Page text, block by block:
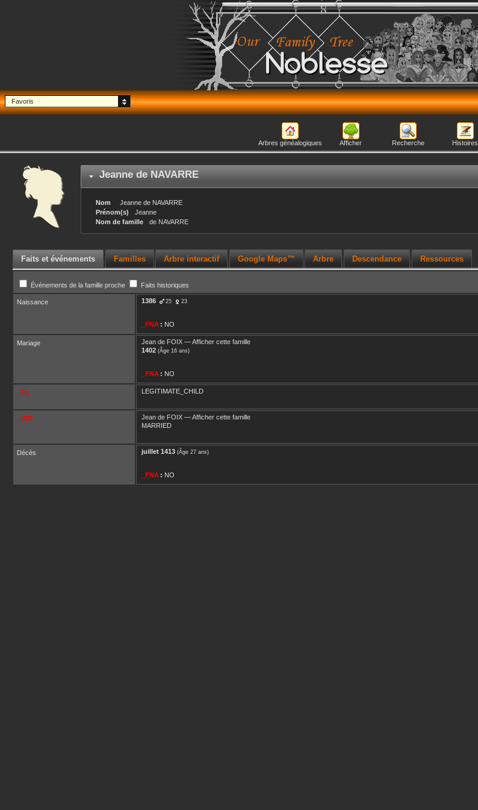
Noblesse
Favoris
Arbres généalogiques Afficher Recherche Histoires
Jeanne de NAVARRE
Nom Jeanne de NAVARRE
Prénom(s)
Jeanne
Nom de famille
de NAVARRE
Faits et événements Familles Arbre interactif Google Maps™ Arbre Descendance Ressources
Événements de la famille proche Faits historiques
Naissance 1386 25 23
_FNA : NO
Mariage Jean de FOIX —Afficher cette famille
1402 (Âge 16 ans)
_FNA : NO
_FIL LEGITIMATE_CHILD
_UST Jean de FOIX —Afficher cette famille
MARRIED
Décès juillet 1413 (Âge 27 ans)
_FNA : NO